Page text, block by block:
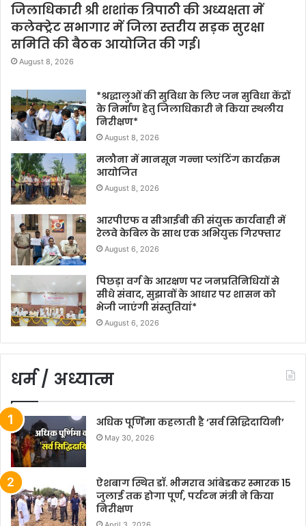
जिलाधिकारी श्री शशांक त्रिपाठी की अध्यक्षता में
कलेक्ट्रेट सभागार में जिला स्तरीय सड़क सुरक्षा
समिति की बैठक आयोजित की गई।
August 8, 2026
*श्रद्धालुओं की सुविधा के लिए जन सुविधा केंद्रों
के निर्माण हेतु जिलाधिकारी ने किया स्थलीय
निरीक्षण*
August 8, 2026
मलौना में मानसून गन्ना प्लांटिंग कार्यक्रम
आयोजित
August 8, 2026
आरपीएफ व सीआईबी की संयुक्त कार्यवाही में
रेलवे केबिल के साथ एक अभियुक्त गिरफ्तार
August 6, 2026
पिछड़ा वर्ग के आरक्षण पर जनप्रतिनिधियों से
सीधे संवाद, सुझावों के आधार पर शासन को
भेजी जाएंगी संस्तुतियां*
August 6, 2026
धर्म / अध्यात्म
अधिक पूर्णिमा कहलाती है ‘सर्व सिद्धिदायिनी’
May 30, 2026
ऐशबाग स्थित डॉ. भीमराव आंबेडकर स्मारक 15
जुलाई तक होगा पूर्ण, पर्यटन मंत्री ने किया
निरीक्षण